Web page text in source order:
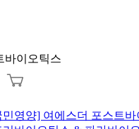
민영양] 여에스더 포스트